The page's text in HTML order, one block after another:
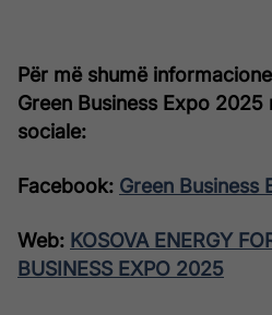
Për më shumë
Green Business Expo
sociale:
Facebook: Green Business
Web: KOSOVA ENERGY
BUSINESS EXPO 2025